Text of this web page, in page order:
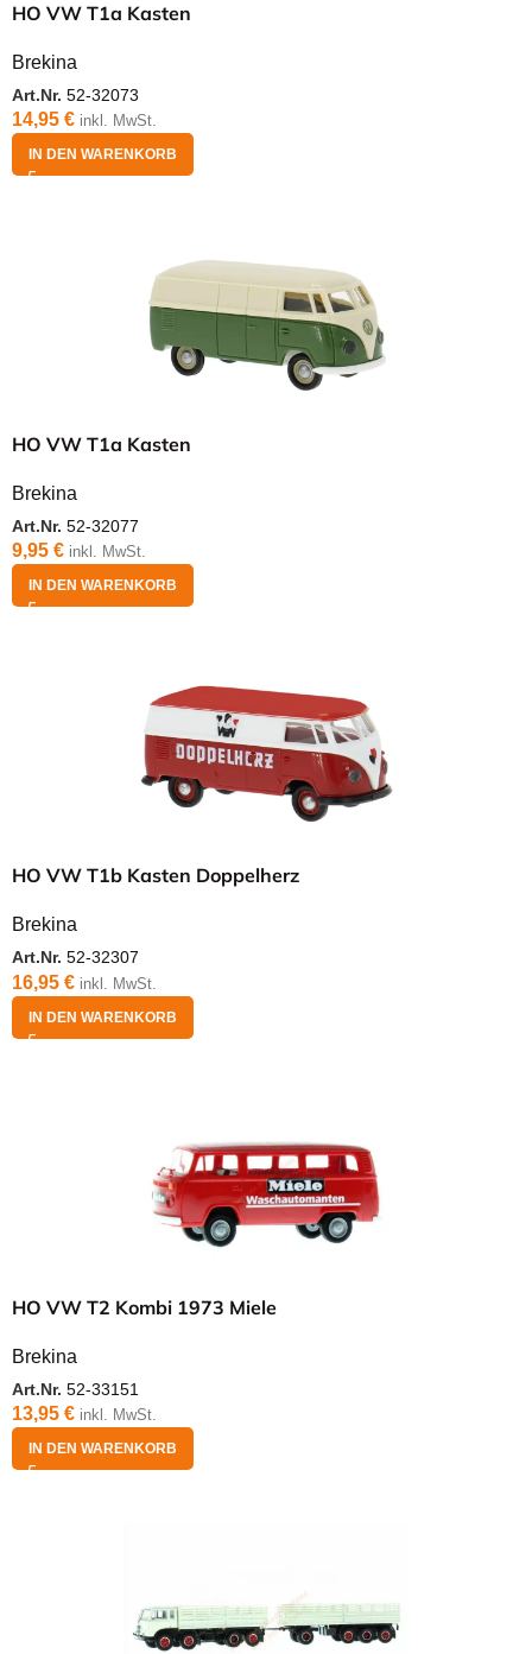
HO VW T1a Kasten
Brekina
Art.Nr. 52-32073
14,95 € inkl. MwSt.
IN DEN WARENKORB
HO VW T1a Kasten
Brekina
Art.Nr. 52-32077
9,95 € inkl. MwSt.
IN DEN WARENKORB
HO VW T1b Kasten Doppelherz
Brekina
Art.Nr. 52-32307
16,95 € inkl. MwSt.
IN DEN WARENKORB
HO VW T2 Kombi 1973 Miele
Brekina
Art.Nr. 52-33151
13,95 € inkl. MwSt.
IN DEN WARENKORB